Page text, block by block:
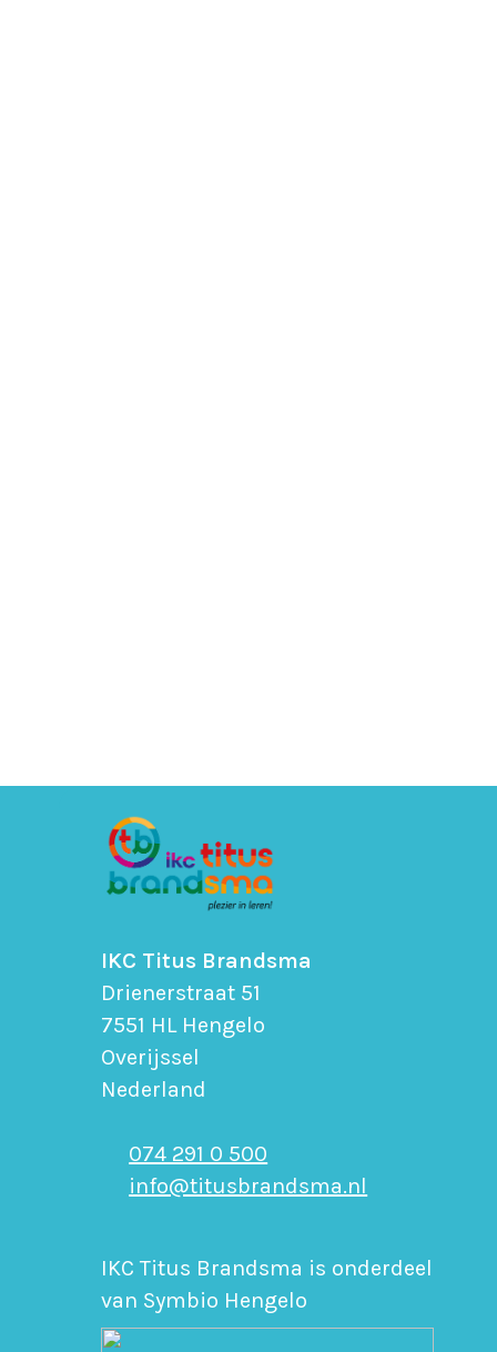
IKC Titus Brandsma
Drienerstraat 51
7551 HL Hengelo
Overijssel
Nederland
074 291 0 500
info@titusbrandsma.nl
IKC Titus Brandsma is onderdeel
van Symbio Hengelo